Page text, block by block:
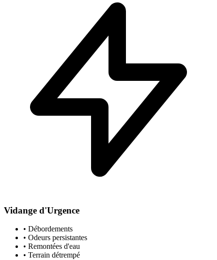
Vidange d'Urgence
• Débordements
• Odeurs persistantes
• Remontées d'eau
• Terrain détrempé